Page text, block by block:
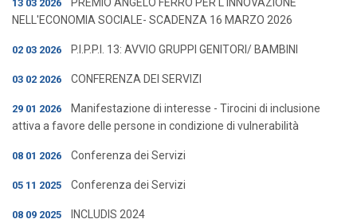
13 03 2026
NELL'ECONOMIA SOCIALE- SCADENZA 16 MARZO 2026
02 03 2026 P.I.P.P.I. 13: AVVIO GRUPPI GENITORI/ BAMBINI
03 02 2026 CONFERENZA DEI SERVIZI
29 01 2026
Manifestazione di interesse - Tirocini di inclusione
attiva a favore delle persone in condizione di vulnerabilità
08 01 2026 Conferenza dei Servizi
05 11 2025 Conferenza dei Servizi
08 09 2025 INCLUDIS 2024